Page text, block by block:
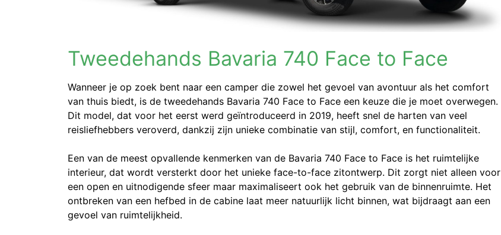
Tweedehands Bavaria 740 Face to Face
Wanneer je op zoek bent naar een camper die zowel het gevoel van avontuur als het comfort
van thuis biedt, is de tweedehands Bavaria 740 Face to Face een keuze die je moet overwegen.
Dit model, dat voor het eerst werd geïntroduceerd in 2019, heeft snel de harten van veel
reisliefhebbers veroverd, dankzij zijn unieke combinatie van stijl, comfort, en functionaliteit.
Een van de meest opvallende kenmerken van de Bavaria 740 Face to Face is het ruimtelijke
interieur, dat wordt versterkt door het unieke face-to-face zitontwerp. Dit zorgt niet alleen voor
een open en uitnodigende sfeer maar maximaliseert ook het gebruik van de binnenruimte. Het
ontbreken van een hefbed in de cabine laat meer natuurlijk licht binnen, wat bijdraagt aan een
gevoel van ruimtelijkheid​.